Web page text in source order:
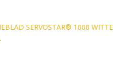
SERVOSTAR® 1000 WITTE